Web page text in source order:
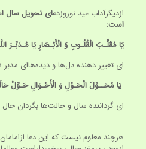
ازدیگرآداب عید نوروزدعای تحویل سال
است:
یَا مُقَلِّـبَ الْقُلُـوبِ وَ الْأَبْـصَارِ‌ یَا مُـدَبِّـرَ
ای تغییر دهنده دل‌ها و دیده‏‌ها‌ای
یَا مُحَــوِّلَ الْحَـوْلِ وَ الْأَحْـوَالِ‌ حَـوِّلْ
ای گرداننده سال و حالت‌ها بگردان حال
هرچند معلوم نیست که این دعا